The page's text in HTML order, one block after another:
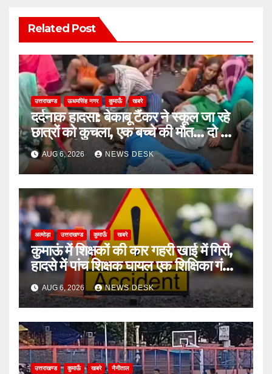
Related Post
उत्तराखण्ड ऊधमसिंह नगर कुमाऊँ खबरे
दर्दनाक हादसा: बेकाबू टैंकर ने स्कूल जा रहे
छात्रों को कुचला, एक बच्चे की मौत… दो की
हालत गंभीर
AUG 6, 2026 NEWS DESK
अल्मोड़ा उत्तराखण्ड कुमाऊँ खबरे
कुमाऊं में शिक्षकों की कार गहरी खाई में गिरी,
हादसे में पांच शिक्षक घायल एक शिक्षिका गंभीर
घायल
AUG 6, 2026 NEWS DESK
उत्तराखण्ड कुमाऊँ खबरे नैनीताल